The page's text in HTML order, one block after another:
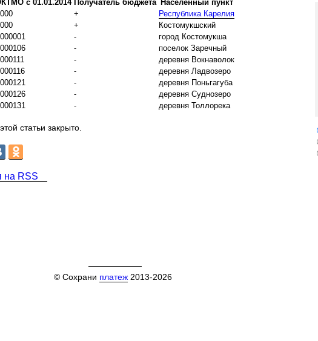
с 01.01.2014 Получатель бюджета Населенный пункт
+
Республика Карелия
+
Костомукшский
-
город Костомукша
-
поселок Заречный
-
деревня Вокнаволок
-
деревня Ладвозеро
-
деревня Поньгагуба
-
деревня Суднозеро
- деревня Толлорека
статьи закрыто.
на RSS
© Сохрани платеж2013-2026